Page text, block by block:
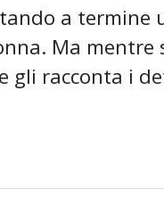
a termine
Ma mentre
gli racconta i